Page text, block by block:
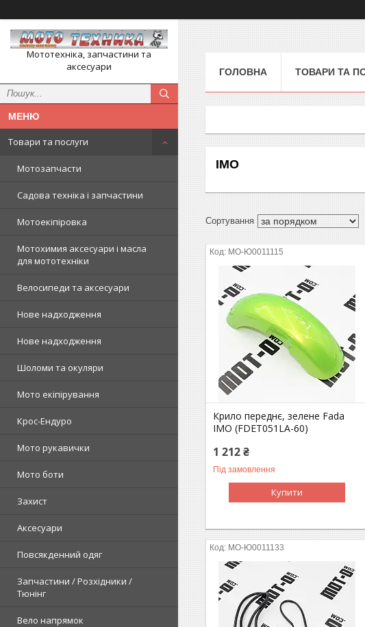
Мототехніка, запчастини та
аксесуари
Товари та послуги
Мотозапчасти
Садова техніка і запчастини
Мотоекіпіровка
Мотохимия аксесуари і масла
для мототехніки
Велосипеди та аксесуари
Нове надходження
Нове надходження
Шоломи та окуляри
Мото екіпірування
Крос-Ендуро
Мото рукавички
Мото боти
Захист
Аксесуари
Повсякденний одяг
Запчастини / Розхідники /
Тюнінг
Вело напрямок
ГОЛОВНА ТОВАРИ ТА
IMO
MO-Ю0011115
Крило переднє, зелене Fada
IMO (FDET051LA-60)
1 212 ₴
Під замовлення
Купити
MO-Ю0011133